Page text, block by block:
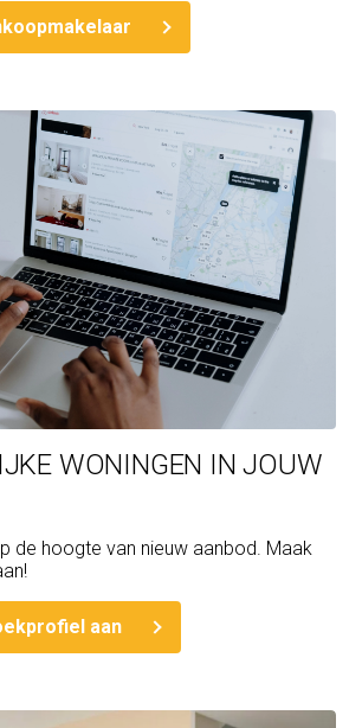
WONINGEN IN JOUW
de hoogte van nieuw aanbod. Maak
aan